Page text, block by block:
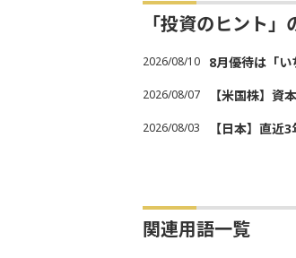
「投資のヒント
2026/08/10 8月優待は「
2026/08/07 【米国株】資
2026/08/03 【日本】直近
関連用語一覧